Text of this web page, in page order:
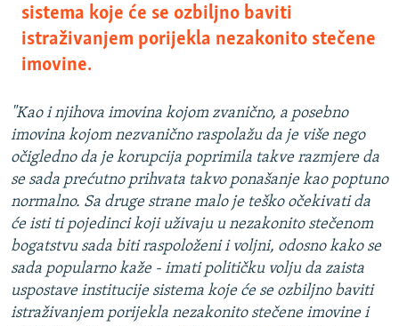
sistema koje će se ozbiljno baviti
istraživanjem porijekla nezakonito stečene
imovine.
"Kao i njihova imovina kojom zvanično, a posebno
imovina kojom nezvanično raspolažu da je više nego
očigledno da je korupcija poprimila takve razmjere da
se sada prećutno prihvata takvo ponašanje kao poptuno
normalno. Sa druge strane malo je teško očekivati da
će isti ti pojedinci koji uživaju u nezakonito stečenom
bogatstvu sada biti raspoloženi i voljni, odosno kako se
sada popularno kaže - imati političku volju da zaista
uspostave institucije sistema koje će se ozbiljno baviti
istraživanjem porijekla nezakonito stečene imovine i